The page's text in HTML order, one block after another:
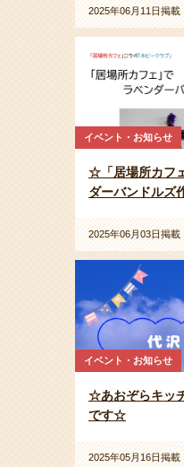
2025年06月11日掲載
イベント・お知らせ
☆「居場所カフ
ダーバンドルズ
2025年06月03日掲載
イベント・お知らせ
☆あおぞらキッ
です☆
2025年05月16日掲載